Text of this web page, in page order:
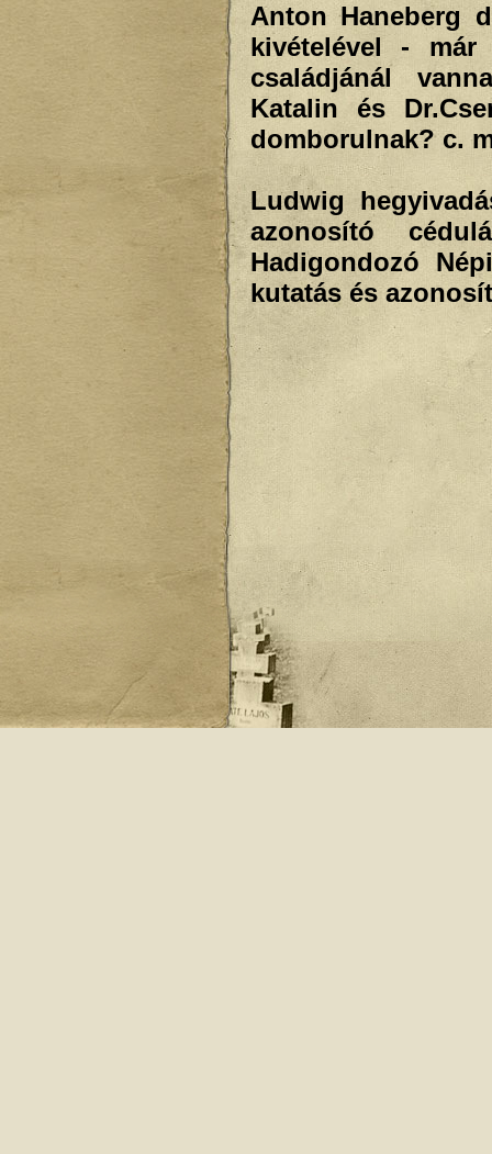
Anton Haneberg
kivételével -
családjánál
Katalin és
domborulnak? c.
Ludwig
azonosító
Hadigondozó
kutatás és